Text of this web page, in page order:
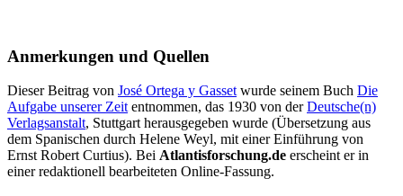
Anmerkungen und Quellen
Dieser Beitrag von José Ortega y Gassetwurde seinem Buch Die
Aufgabe unserer Zeitentnommen, das 1930 von derDeutsche(n)
Verlagsanstalt, Stuttgart herausgegeben wurde (Übersetzung aus
dem Spanischen durch Helene Weyl, mit einer Einführung von
Ernst Robert Curtius). Bei Atlantisforschung.de erscheint er in
einer redaktionell bearbeiteten Online-Fassung.